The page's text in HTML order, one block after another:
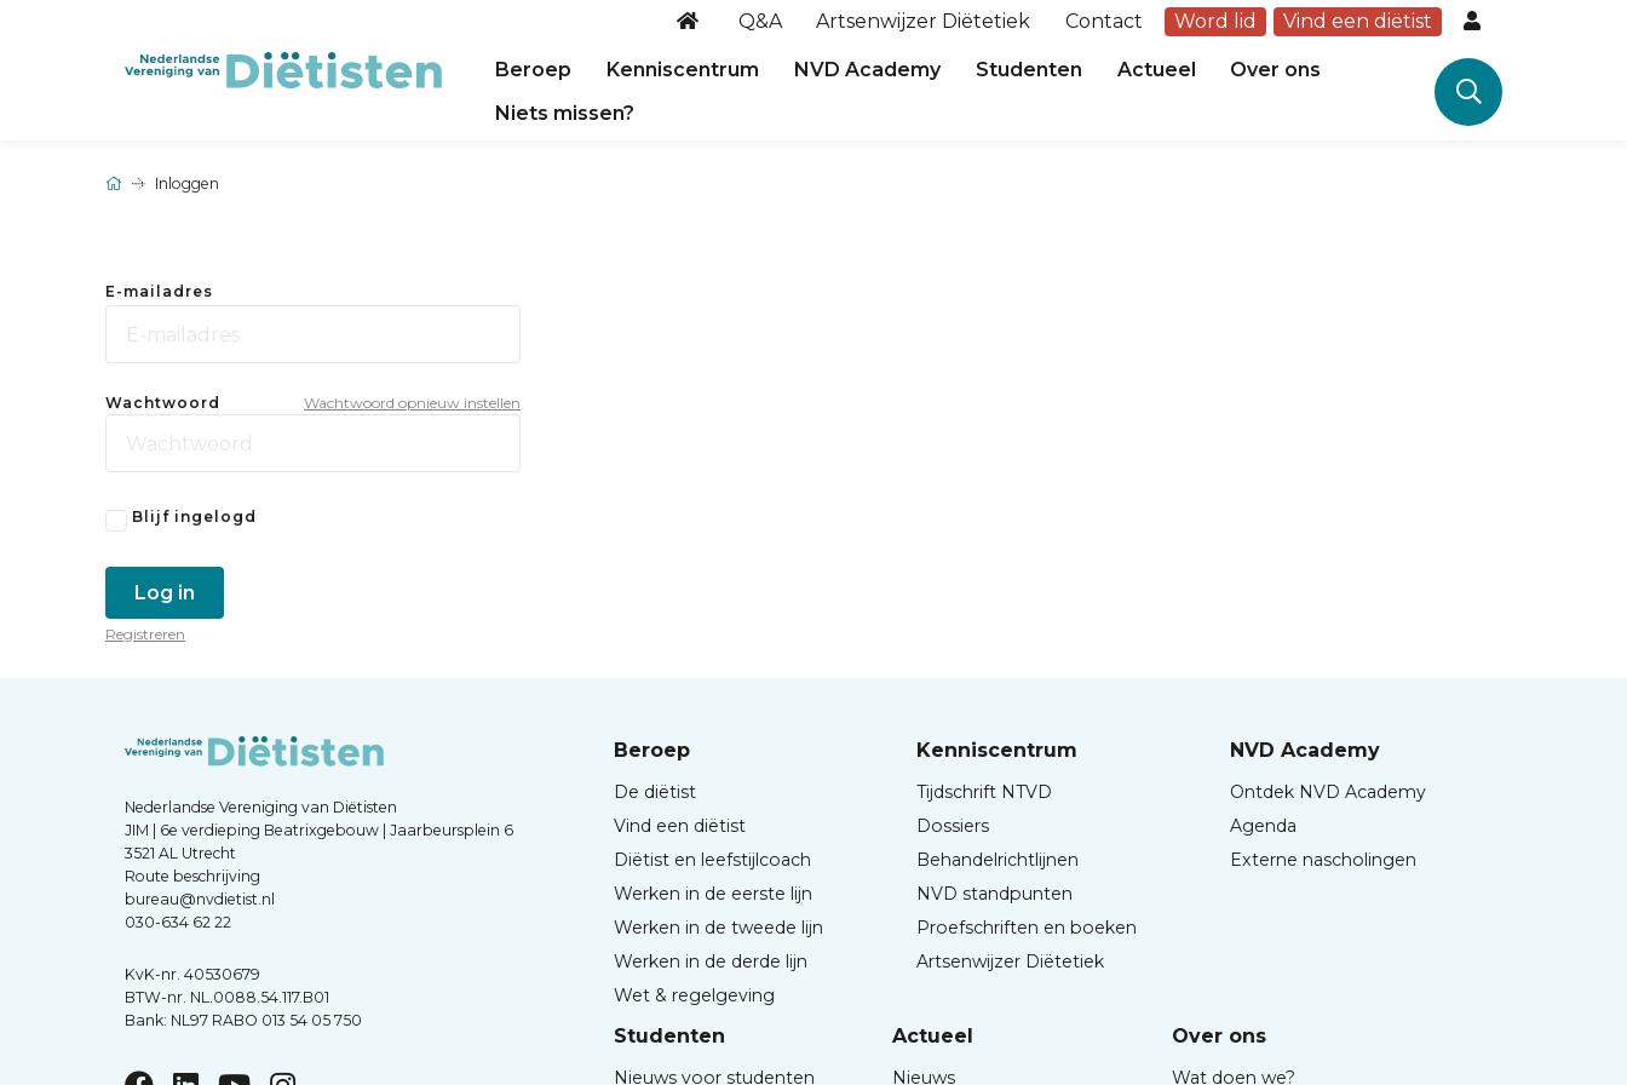
Q&A Artsenwijzer Diëtetiek Contact Word lid Vind een diëtist
Beroep Kenniscentrum NVD Academy Studenten Actueel
Over ons
Niets missen?
Inloggen
E-mailadres
Wachtwoord Wachtwoord opnieuw instellen
Blijf ingelogd
Log in
Registreren
Nederlandse Vereniging van Diëtisten
JIM | 6e verdieping Beatrixgebouw | Jaarbeursplein 6
3521 AL Utrecht
Route beschrijving
bureau@nvdietist.nl
030-634 62 22
KvK-nr. 40530679
BTW-nr. NL.0088.54.117.B01
Bank: NL97 RABO 013 54 05 750
Beroep
De diëtist
Vind een diëtist
Diëtist en leefstijlcoach
Werken in de eerste lijn
Werken in de tweede lijn
Werken in de derde lijn
Wet & regelgeving
Kenniscentrum
Tijdschrift NTVD
Dossiers
Behandelrichtlijnen
NVD standpunten
Proefschriften en boeken
Artsenwijzer Diëtetiek
NVD Academy
Ontdek NVD Academy
Agenda
Externe nascholingen
Studenten
Nieuws voor studenten
Actueel
Nieuws
Over ons
Wat doen we?